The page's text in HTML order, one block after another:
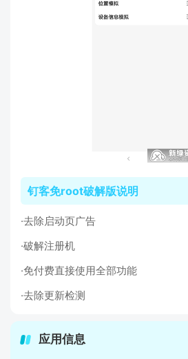
钉客免root破解版说明
·去除启动页广告
·破解注册机
·免付费直接使用全部功能
·去除更新检测
应用信息